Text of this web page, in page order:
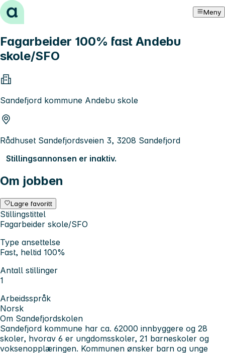
Hopp til innhold Meny
Fagarbeider 100% fast Andebu
skole/SFO
Sandefjord kommune Andebu skole
Rådhuset Sandefjordsveien 3, 3208 Sandefjord
Stillingsannonsen er inaktiv.
Om jobben
Lagre favoritt
Stillingstittel
Fagarbeider skole/SFO
Type ansettelse
Fast, heltid 100%
Antall stillinger
1
Arbeidsspråk
Norsk
Om Sandefjordskolen
Sandefjord kommune har ca. 62000 innbyggere og 28
skoler, hvorav 6 er ungdomsskoler, 21 barneskoler og
voksenopplæringen. Kommunen ønsker barn og unge